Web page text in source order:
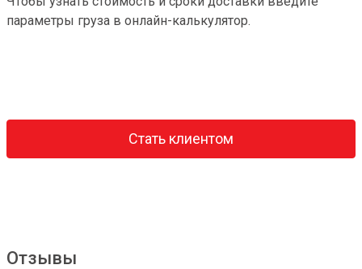
параметры груза в онлайн-калькулятор.
Стать клиентом
Отзывы